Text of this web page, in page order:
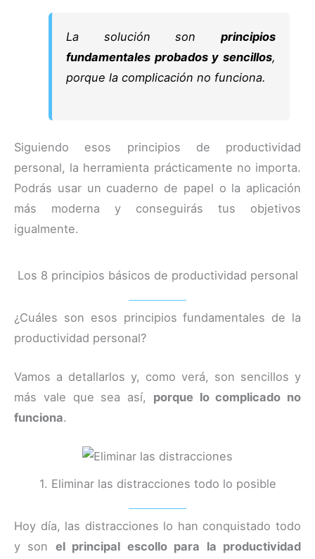
La solución son principios
fundamentales probados y sencillos,
porque la complicación no funciona.
Siguiendo esos principios de productividad
personal, la herramienta prácticamente no importa.
Podrás usar un cuaderno de papel o la aplicación
más moderna y conseguirás tus objetivos
igualmente.
Los 8 principios básicos de productividad personal
¿Cuáles son esos principios fundamentales de la
productividad personal?
Vamos a detallarlos y, como verá, son sencillos y
más vale que sea así, porque lo complicado no
funciona.
1. Eliminar las distracciones todo lo posible
Hoy día, las distracciones lo han conquistado todo
y son el principal escollo para la productividad